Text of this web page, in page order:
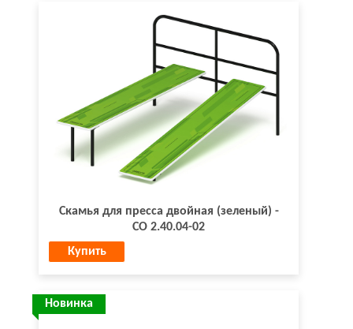
Скамья для пресса двойная (зеленый) -
СО 2.40.04-02
Купить
Новинка